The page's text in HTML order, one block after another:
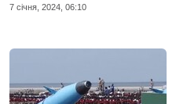
7 сiчня, 2024, 06:10